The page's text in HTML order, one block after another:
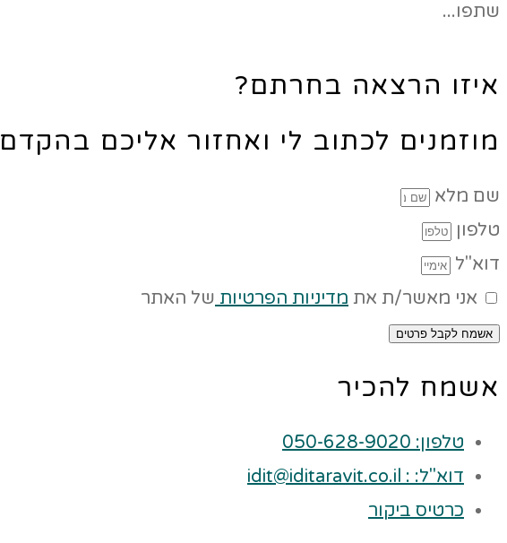
שתפו...
איזו הרצאה בחרתם?
מוזמנים לכתוב לי ואחזור אליכם בהקדם
שם מלא
טלפון
דוא"ל
אני מאשר/ת את מדיניות הפרטיות של האתר
אשמח לקבל פרטים
אשמח להכיר
טלפון: 050-628-9020
דוא"ל: : idit@iditaravit.co.il
כרטיס ביקור